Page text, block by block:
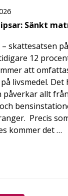
Sänkt
skattesatsen
12
att
livsmedel. Det
påverkar allt från
Precis
kommer det …